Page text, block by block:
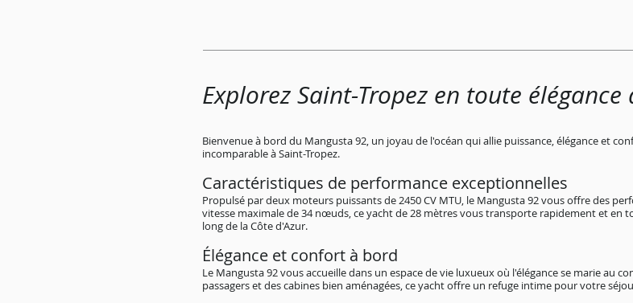
Explorez Saint-Tropez en toute
Bienvenue à bord du Mangusta 92, un joyau de l'océan qui allie puissance, élégance et
incomparable à Saint-Tropez.
Caractéristiques de performance exceptionnelles
Propulsé par deux moteurs puissants de 2450 CV MTU, le Mangusta 92 vous offre des
vitesse maximale de 34 nœuds, ce yacht de 28 mètres vous transporte rapidement et en
long de la Côte d'Azur.
Élégance et confort à bord
Le Mangusta 92 vous accueille dans un espace de vie luxueux où l'élégance se marie au
passagers et des cabines bien aménagées, ce yacht offre un refuge intime pour votre